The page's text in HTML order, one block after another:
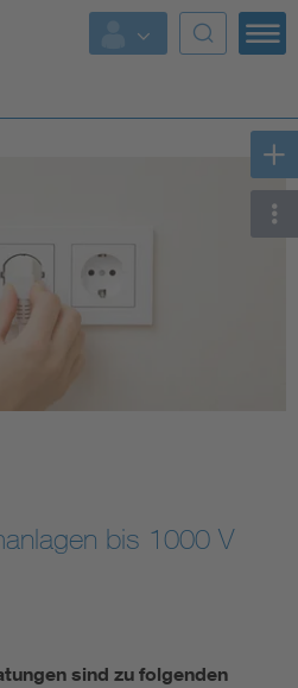
bis 1000 V
sind zu folgenden